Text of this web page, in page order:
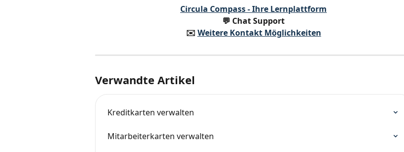
Circula Compass - Ihre Lernplattform
💬 Chat Support
✉️️ Weitere Kontakt Möglichkeiten
Verwandte Artikel
Kreditkarten verwalten
Mitarbeiterkarten verwalten